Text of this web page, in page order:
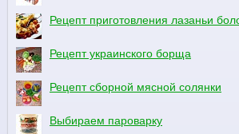
Рецепт приготовления лазаньи
Рецепт украинского борща
Рецепт сборной мясной солянки
Выбираем пароварку